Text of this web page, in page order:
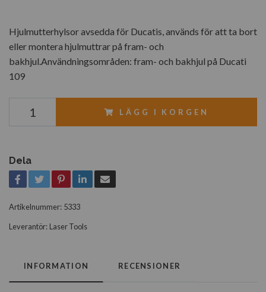
Hjulmutterhylsor avsedda för Ducatis, används för att ta bort
eller montera hjulmuttrar på fram- och
bakhjul.Användningsområden: fram- och bakhjul på Ducati
109
LÄGG I KORGEN
Dela
Artikelnummer: 5333
Leverantör: Laser Tools
INFORMATION RECENSIONER